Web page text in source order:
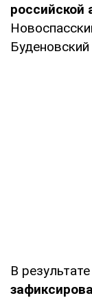
российской
В